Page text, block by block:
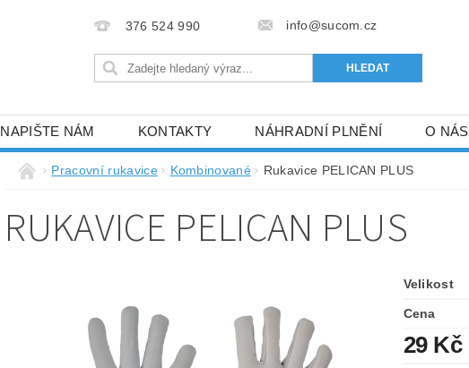
376 524 990 info@sucom.cz
NAPIŠTE NÁM KONTAKTY NÁHRADNÍ PLNĚNÍ O NÁS
Pracovní rukavice Kombinované Rukavice PELICAN PLUS
RUKAVICE PELICAN PLUS
Velikost
Cena
29 Kč